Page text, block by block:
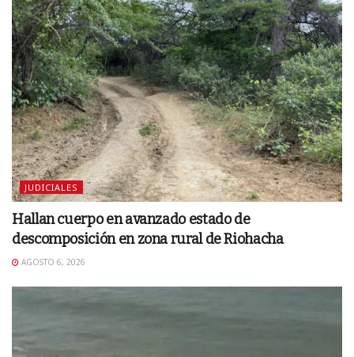
JUDICIALES
Hallan cuerpo en avanzado estado de
descomposición en zona rural de Riohacha
AGOSTO 6, 2026